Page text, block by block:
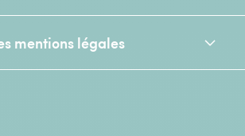
mentions légales